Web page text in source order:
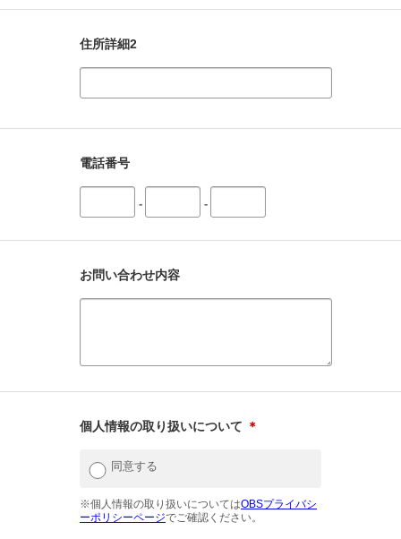
住所詳細2
電話番号
- -
お問い合わせ内容
個人情報の取り扱いについて ＊
同意する
※個人情報の取り扱いについてはOBSプライバシ
ーポリシーページでご確認ください。